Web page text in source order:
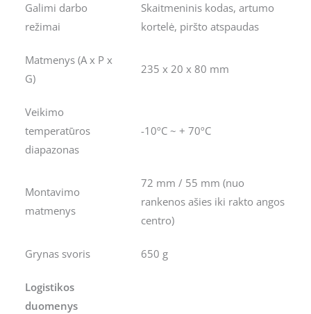
Galimi darbo
režimai
Skaitmeninis kodas, artumo
kortelė, piršto atspaudas
Matmenys (A x P x
G)
235 x 20 x 80 mm
Veikimo
temperatūros
diapazonas
-10ºC ~ + 70ºC
Montavimo
matmenys
72 mm / 55 mm (nuo
rankenos ašies iki rakto angos
centro)
Grynas svoris 650 g
Logistikos
duomenys